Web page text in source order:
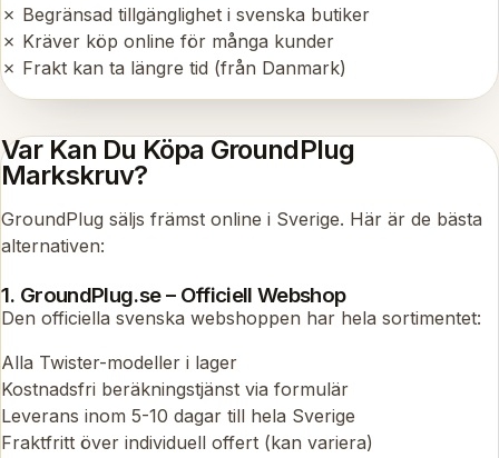
✗ Begränsad tillgänglighet i svenska butiker
✗ Kräver köp online för många kunder
✗ Frakt kan ta längre tid (från Danmark)
Var Kan Du Köpa GroundPlug
Markskruv?
GroundPlug säljs främst online i Sverige. Här är de bästa
alternativen:
1. GroundPlug.se – Officiell Webshop
Den officiella svenska webshoppen har hela sortimentet:
Alla Twister-modeller i lager
Kostnadsfri beräkningstjänst via formulär
Leverans inom 5-10 dagar till hela Sverige
Fraktfritt över individuell offert (kan variera)